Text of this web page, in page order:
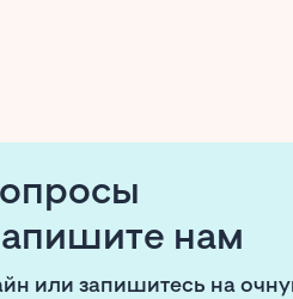
нам
или запишитесь на